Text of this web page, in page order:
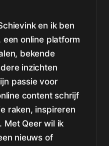
en ik ben
online platform
bekende
inzichten
passie voor
content schrijf
raken, inspireren
Met Qeer wil ik
nieuws of